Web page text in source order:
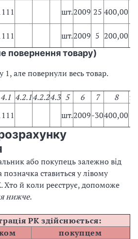
шт.2009 25 400,00
шт.2009 5 200,00
повернення товару)
1, але повернули весь товар.
4.1 4.2.14.2.24.3 5 6 7 8 9
шт.2009-30400,00
або покупець залежно від
позначка ставиться у лівому
Хто й коли реєструє, допоможе
нижче.
РК здійснюється:
покупцем